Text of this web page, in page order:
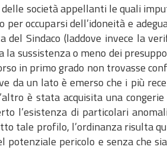
società appellanti le quali
occuparsi dell’idoneità e
Sindaco (laddove invece la
sussistenza o meno dei
in primo grado non trovasse
da un lato è emerso che i più
è stata acquisita una
l’esistenza di particolari
tale profilo, l’ordinanza risulta
potenziale pericolo e senza che